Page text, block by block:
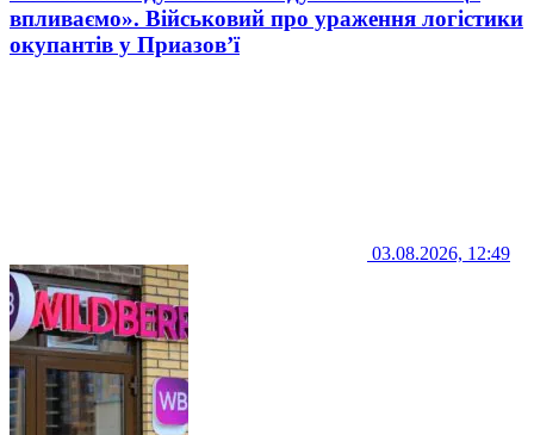
впливаємо». Військовий про ураження логістики
окупантів у Приазов’ї
03.08.2026, 12:49